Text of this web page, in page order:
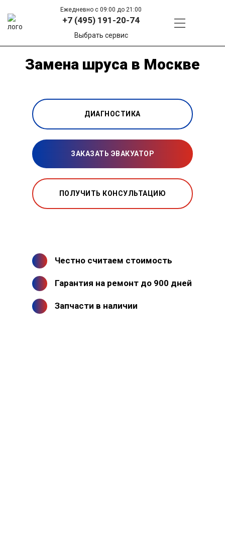
Ежедневно с 09:00 до 21:00
+7 (495) 191-20-74
Выбрать сервис
Замена шруса в Москве
ДИАГНОСТИКА
ЗАКАЗАТЬ ЭВАКУАТОР
ПОЛУЧИТЬ КОНСУЛЬТАЦИЮ
Честно считаем стоимость
Гарантия на ремонт до 900 дней
Запчасти в наличии